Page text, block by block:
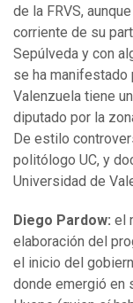
de la FRVS,
corriente de su
Sepúlveda y con
se ha manifestado
Valenzuela tiene
diputado por la
De estilo
politólogo UC, y
Universidad de
Diego Pardow: el
elaboración del
el inicio del
donde emergió en